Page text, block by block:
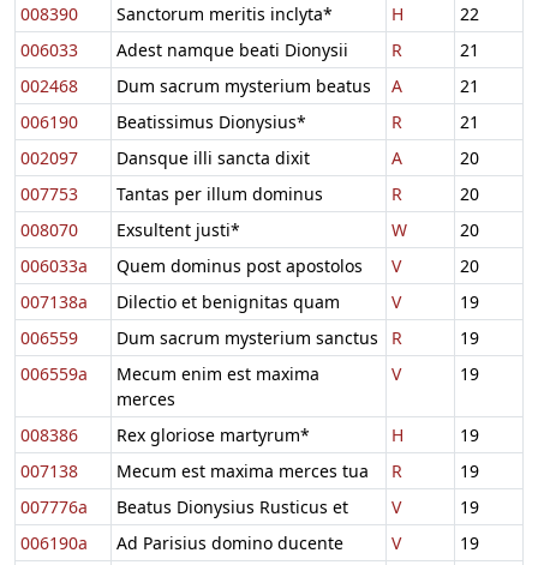
008390
Sanctorum meritis inclyta* H
22
006033
Adest namque beati Dionysii R
21
002468
Dum sacrum mysterium beatus A
21
006190
Beatissimus Dionysius* R
21
002097
Dansque illi sancta dixit A
20
007753
Tantas per illum dominus R
20
008070
Exsultent justi* W
20
006033a
Quem dominus post apostolos V
20
007138a
Dilectio et benignitas quam V
19
006559
Dum sacrum mysterium sanctus R
19
006559a
Mecum enim est maxima
merces
V 19
008386 Rex gloriose martyrum* H
19
007138
Mecum est maxima merces tua R
19
007776a
Beatus Dionysius Rusticus et V
19
006190a
Ad Parisius domino ducente V
19